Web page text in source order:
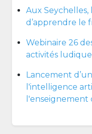
Aux
d’apprendre le
Webinaire 26
activités
Lancement
l'intelligence
l'enseignement